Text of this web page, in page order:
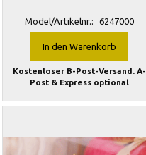
Model/Artikelnr.: 6247000
In den Warenkorb
Kostenloser B-Post-Versand. A-
Post & Express optional